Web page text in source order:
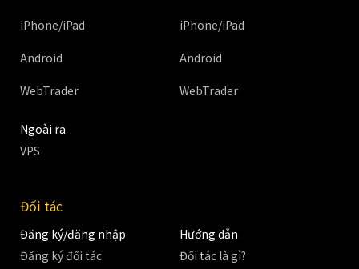
iPhone/iPad
Android
WebTrader
iPhone/iPad
Android
WebTrader
Ngoài ra
VPS
Đối tác
Đăng ký/đăng nhập
Đăng ký đối tác
Hướng dẫn
Đối tác là gì?